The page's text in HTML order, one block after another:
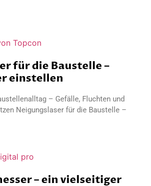
für die Baustelle –
einstellen
– Gefälle, Fluchten und
Neigungslaser für die Baustelle –
– ein vielseitiger